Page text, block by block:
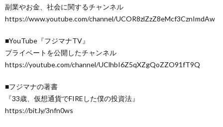
副業やお金、社会に関するチャンネル
https://www.youtube.com/channel/UCOR8zlZzZ8eMcf3CznImdAw
■YouTube『フジマナTV』
プライベートを公開したチャンネル
https://youtube.com/channel/UClhbI6Z5qXZgQoZZO91fT9Q
■フジマナの著書
『33歳、仮想通貨でFIREした僕の投資法』
https://bit.ly/3nfn0ws